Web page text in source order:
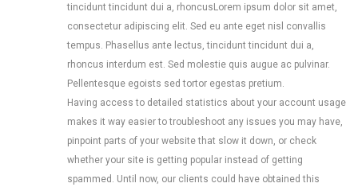
tincidunt tincidunt dui a, rhoncusLorem ipsum dolor sit amet,
consectetur adipiscing elit. Sed eu ante eget nisl convallis
tempus. Phasellus ante lectus, tincidunt tincidunt dui a,
rhoncus interdum est. Sed molestie quis augue ac pulvinar.
Pellentesque egoists sed tortor egestas pretium.
Having access to detailed statistics about your account usage
makes it way easier to troubleshoot any issues you may have,
pinpoint parts of your website that slow it down, or check
whether your site is getting popular instead of getting
spammed. Until now, our clients could have obtained this